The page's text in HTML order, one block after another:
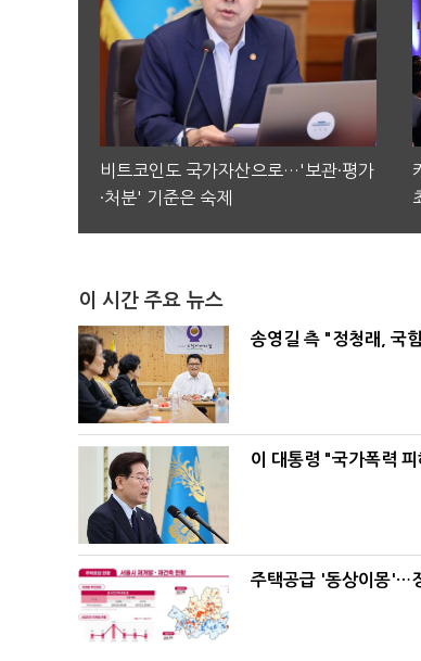
비트코인도 국가자산으로…'보관·평가
·처분' 기준은 숙제
이 시간 주요 뉴스
송영길 측 "정청래, 국
이 대통령 "국가폭력
주택공급 '동상이몽'…